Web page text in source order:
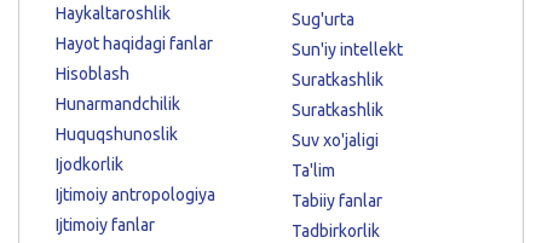
Haykaltaroshlik
Hayot haqidagi fanlar
Hisoblash
Hunarmandchilik
Huquqshunoslik
Ijodkorlik
Ijtimoiy antropologiya
Ijtimoiy fanlar
Sug'urta
Sun'iy intellekt
Suratkashlik
Suratkashlik
Suv xo'jaligi
Ta'lim
Tabiiy fanlar
Tadbirkorlik